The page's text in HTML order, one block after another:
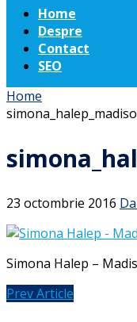
Home
Despre
Contact
SEO
Home
23 octombrie 2016
Simona Halep –
Prev Article